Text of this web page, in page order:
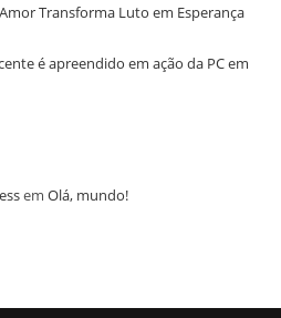
Transforma Luto em Esperança
é apreendido em ação da PC em
emOlá, mundo!